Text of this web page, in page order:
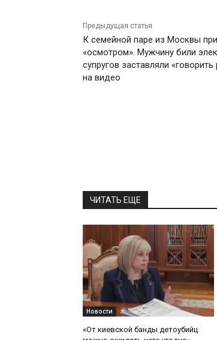
Предыдущая статья
К семейной паре из Москвы
«осмотром». Мужчину били
супругов заставляли
на видео
ЧИТАТЬ ЕЩЕ
Новости
«От киевской банды детоубийц